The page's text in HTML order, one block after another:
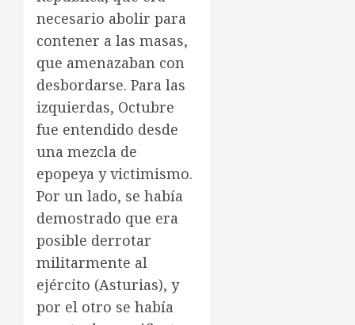
necesario abolir para
contener a las masas,
que amenazaban con
desbordarse. Para las
izquierdas, Octubre
fue entendido desde
una mezcla de
epopeya y victimismo.
Por un lado, se había
demostrado que era
posible derrotar
militarmente al
ejército (Asturias), y
por el otro se había